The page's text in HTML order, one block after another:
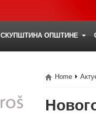
СКУПШТИНА ОПШТИНЕ
Home